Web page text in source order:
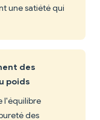
une satiété qui
des
poids
l'équilibre
des